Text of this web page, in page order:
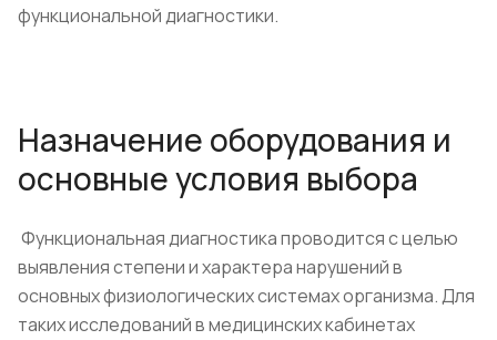
функциональной диагностики.
Назначение оборудования и
основные условия выбора
Функциональная диагностика проводится с целью
выявления степени и характера нарушений в
основных физиологических системах организма. Для
таких исследований в медицинских кабинетах